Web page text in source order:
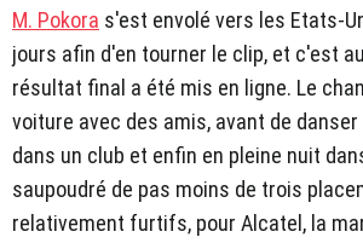
M. Pokora s'est envolé vers les Etats-
jours afin d'en tourner le clip, et c'est
résultat final a été mis en ligne. Le
voiture avec des amis, avant de
dans un club et enfin en pleine nuit
saupoudré de pas moins de trois
relativement furtifs, pour Alcatel, la